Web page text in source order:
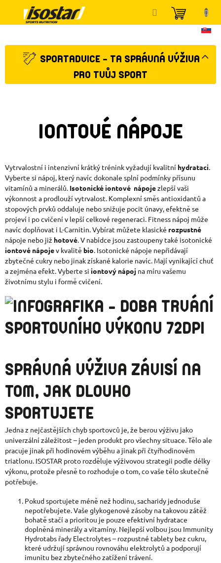
obsah
KOŠÍK
SPORTADVICE - TA SPRÁVNÁ VÝŽIVA
PRO TVŮJ SPORT
IONTOVÉ NÁPOJE
Vytrvalostní i intenzivní krátký trénink vyžadují kvalitní hydrataci.
Vyberte si nápoj, který navíc dokonale splní podmínky přísunu
vitamínů a minerálů. Isotonické iontové nápojezlepší vaši
výkonnost a prodlouží vytrvalost. Komplexní směs antioxidantů a
stopových prvků oddaluje nebo snižuje pocit únavy, efektně se
projeví i po cvičení v lepší celkové regeneraci. Fitness nápoj může
navíc doplňovat i L-Carnitin. Vybírat můžete klasické rozpustné
nápoje nebo již hotové. V nabídce jsou zastoupeny také isotonické
iontové nápojev kvalitě bio. Isotonické nápoje nepřidávají
zbytečné cukry nebo jinak získané kalorie navíc. Mají vynikající chuť
a zejména efekt. Vyberte si iontový nápoj na míru vašemu
životnímu stylu i formě cvičení.
SPRÁVNÁ VÝŽIVA ZÁVISÍ NA
TOM, JAK DLOUHO
SPORTUJETE
Jedna z nejčastějších chyb sportovců je, že berou výživu jako
univerzální záležitost – jeden produkt pro všechny situace. Tělo ale
pracuje jinak při hodinovém výběhu a jinak při čtyřhodinovém
triatlonu. ISOSTAR proto rozděluje výživovou strategii podle délky
výkonu, protože přesně to rozhoduje o tom, co vaše tělo skutečně
potřebuje.
Pokud sportujete méně než hodinu, sacharidy jednoduše
nepotřebujete. Vaše glykogenové zásoby na takovou zátěž
bohatě stačí a prioritou je pouze efektivní hydratace
doplněná minerály a vitamíny. Nejlepší volbou jsou Immunity
Hydrotabs řady Electrolytes – rozpustné tablety bez cukru,
které udržují správnou rovnováhu elektrolytů a podporují
imunitu bez zbytečného zatížení trávení.